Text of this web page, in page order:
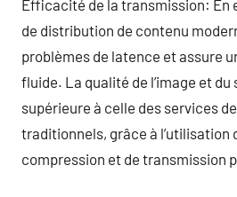
Efficacité de la transmission: En
de distribution de contenu
problèmes de latence et assure
fluide. La qualité de l’image et du
supérieure à celle des services
traditionnels, grâce à l’utilisation
compression et de transmission